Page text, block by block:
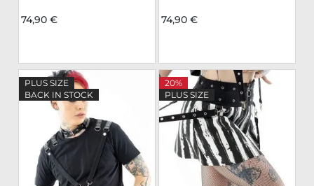
74,90 € 74,90 €
PLUS SIZE
BACK IN STOCK
20%
PLUS SIZE